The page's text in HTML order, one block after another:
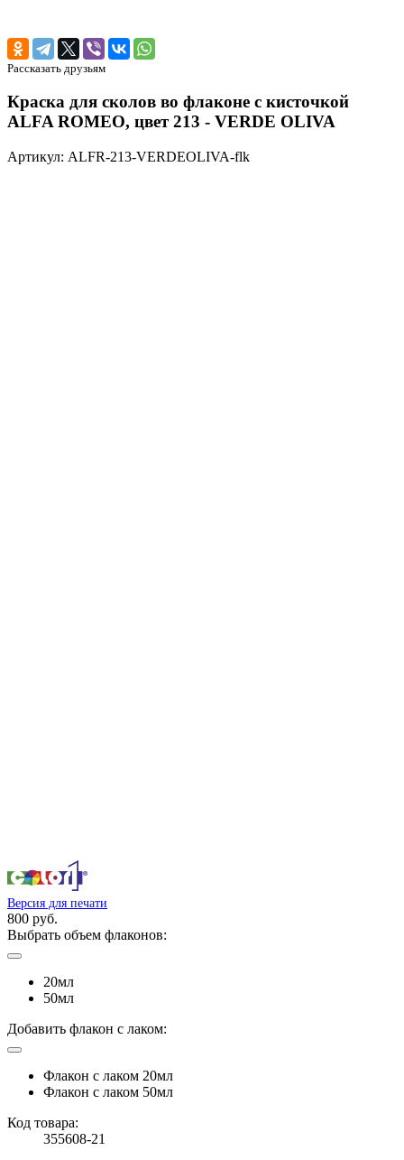
Рассказать друзьям
Краска для сколов во флаконе с кисточкой
ALFA ROMEO, цвет 213 - VERDE OLIVA
Артикул: ALFR-213-VERDEOLIVA-flk
Версия для печати
800 руб.
Выбрать объем флаконов:
20мл
50мл
Добавить флакон с лаком:
Флакон с лаком 20мл
Флакон с лаком 50мл
Код товара:
355608-21